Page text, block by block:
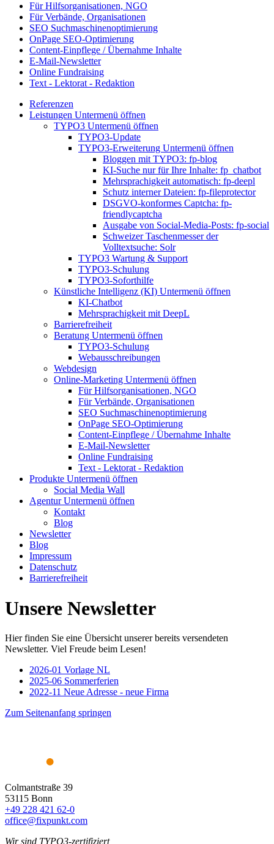
Für Hilfsorganisationen, NGO
Für Verbände, Organisationen
SEO Suchmaschinenoptimierung
OnPage SEO-Optimierung
Content-Einpflege / Übernahme Inhalte
E-Mail-Newsletter
Online Fundraising
Text - Lektorat - Redaktion
Referenzen
Leistungen Untermenü öffnen
TYPO3 Untermenü öffnen
TYPO3-Update
TYPO3-Erweiterung Untermenü öffnen
Bloggen mit TYPO3: fp-blog
KI-Suche nur für Ihre Inhalte: fp_chatbot
Mehrsprachigkeit automatisch: fp-deepl
Schutz interner Dateien: fp-fileprotector
DSGVO-konformes Captcha: fp-
friendlycaptcha
Ausgabe von Social-Media-Posts: fp-social
Schweizer Taschenmesser der
Volltextsuche: Solr
TYPO3 Wartung & Support
TYPO3-Schulung
TYPO3-Soforthilfe
Künstliche Intelligenz (KI) Untermenü öffnen
KI-Chatbot
Mehrsprachigkeit mit DeepL
Barrierefreiheit
Beratung Untermenü öffnen
TYPO3-Schulung
Webausschreibungen
Webdesign
Online-Marketing Untermenü öffnen
Für Hilfsorganisationen, NGO
Für Verbände, Organisationen
SEO Suchmaschinenoptimierung
OnPage SEO-Optimierung
Content-Einpflege / Übernahme Inhalte
E-Mail-Newsletter
Online Fundraising
Text - Lektorat - Redaktion
Produkte Untermenü öffnen
Social Media Wall
AgenturUntermenü öffnen
Kontakt
Blog
Newsletter
Blog
Impressum
Datenschutz
Barrierefreiheit
Unsere Newsletter
Hier finden Sie eine Übersicht unserer bereits versendeten
Newsletter. Viel Freude beim Lesen!
2026-01 Vorlage NL
2025-06 Sommerferien
2022-11 Neue Adresse - neue Firma
Zum Seitenanfang springen
Colmantstraße 39
53115 Bonn
+49 228 421 62-0
office@fixpunkt.com
Wir sind TYPO3-zertifiziert